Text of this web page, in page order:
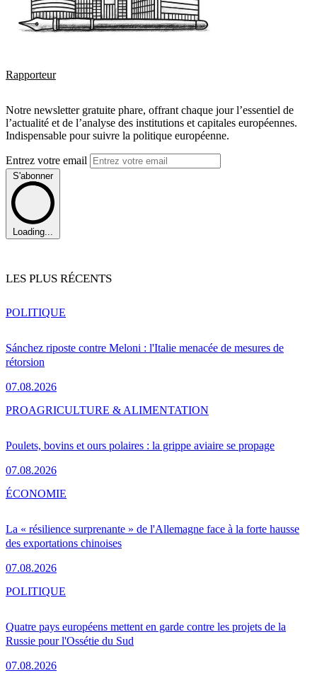
Rapporteur
Notre newsletter gratuite phare, offrant chaque jour l’essentiel de
l’actualité et de l’analyse des institutions et capitales européennes.
Indispensable pour suivre la politique européenne.
Entrez votre email
S'abonner
Loading...
LES PLUS RÉCENTS
Sánchez riposte contre Meloni : l'Italie menacée de mesures de
rétorsion
07.08.2026
POLITIQUE
Poulets, bovins et ours polaires : la grippe aviaire se propage
07.08.2026
PROAGRICULTURE & ALIMENTATION
La « résilience surprenante » de l'Allemagne face à la forte hausse
des exportations chinoises
07.08.2026
ÉCONOMIE
Quatre pays européens mettent en garde contre les projets de la
Russie pour l'Ossétie du Sud
07.08.2026
POLITIQUE